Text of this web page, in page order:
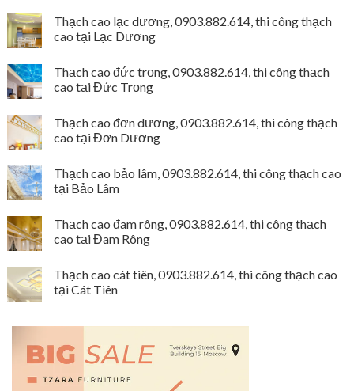
Thạch cao lạc dương, 0903.882.614, thi công thạch
cao tại Lạc Dương
Thạch cao đức trọng, 0903.882.614, thi công thạch
cao tại Đức Trọng
Thạch cao đơn dương, 0903.882.614, thi công thạch
cao tại Đơn Dương
Thạch cao bảo lâm, 0903.882.614, thi công thạch cao
tại Bảo Lâm
Thạch cao đam rông, 0903.882.614, thi công thạch
cao tại Đam Rông
Thạch cao cát tiên, 0903.882.614, thi công thạch cao
tại Cát Tiên